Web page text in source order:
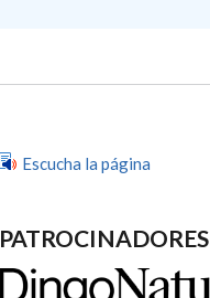
Escucha la página
PATROCINADORES